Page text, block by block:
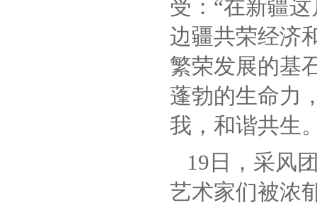
受：“在新疆
边疆共荣经济
繁荣发展的基
蓬勃的生命力
我，和谐共生
19日，采风
艺术家们被浓